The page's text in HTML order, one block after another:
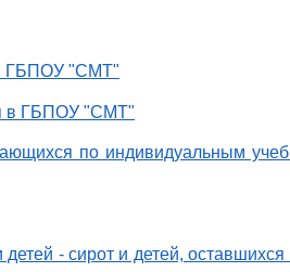
ГБПОУ "СМТ"
в ГБПОУ "СМТ"
по индивидуальным
- сирот и детей,